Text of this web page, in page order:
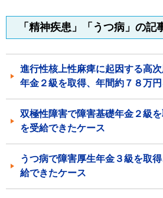
「精神疾患」「うつ病」の記
進行性核上性麻痺に起因する高
年金２級を取得、年間約７８万
双極性障害で障害基礎年金２級
を受給できたケース
うつ病で障害厚生年金３級を取
給できたケース